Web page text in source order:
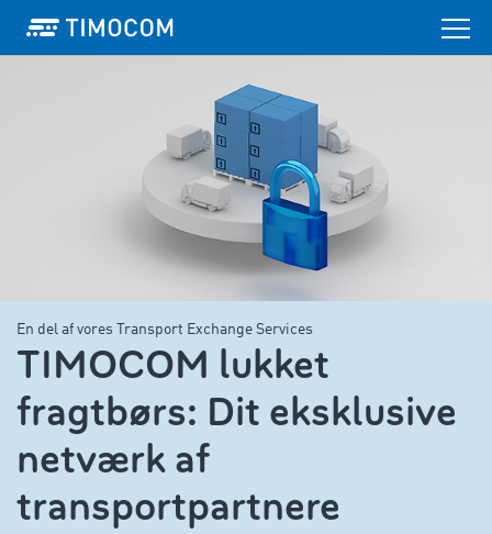
En del af vores Transport Exchange Services
TIMOCOM lukket
fragtbørs: Dit eksklusive
netværk af
transportpartnere